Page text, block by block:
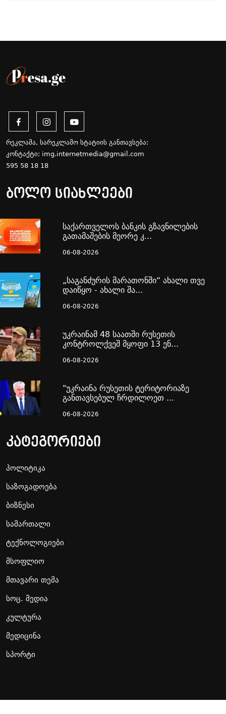
რეკლამა, სარეკლამო სტატიის განთავსება:
კონტაქტი: img.internetmedia@gmail.com
595 58 18 18
ბოლო სიახლეები
საქართველოს ბანკის გზავნილების
გათამაშების მეორე კ...
06-08-2026
„საგანძურის მარათონში“ ახალი თვე
დაიწყო - ახალი შა...
06-08-2026
უკრაინამ 48 საათში რუსეთის
კონტროლქვეშ მყოფი 13 ენ...
06-08-2026
"უკრაინა რუსეთის ტერიტორიაზე
განთავსებულ ჩრდილოეთ ...
06-08-2026
კატეგორიები
პოლიტიკა
საზოგადოება
ბიზნესი
სამართალი
ტექნოლოგიები
მსოფლიო
მთავარი თემა
სოც. მედია
კულტურა
მედიცინა
სპორტი